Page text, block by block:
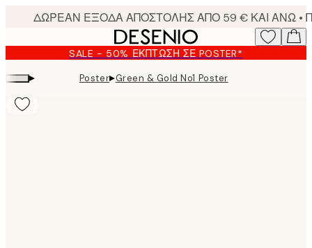
content.
SALE - 50% ΈΚΠΤΩΣΗ ΣΕ POSTER*
▸ Poster▸Green & Gold No1 Poster